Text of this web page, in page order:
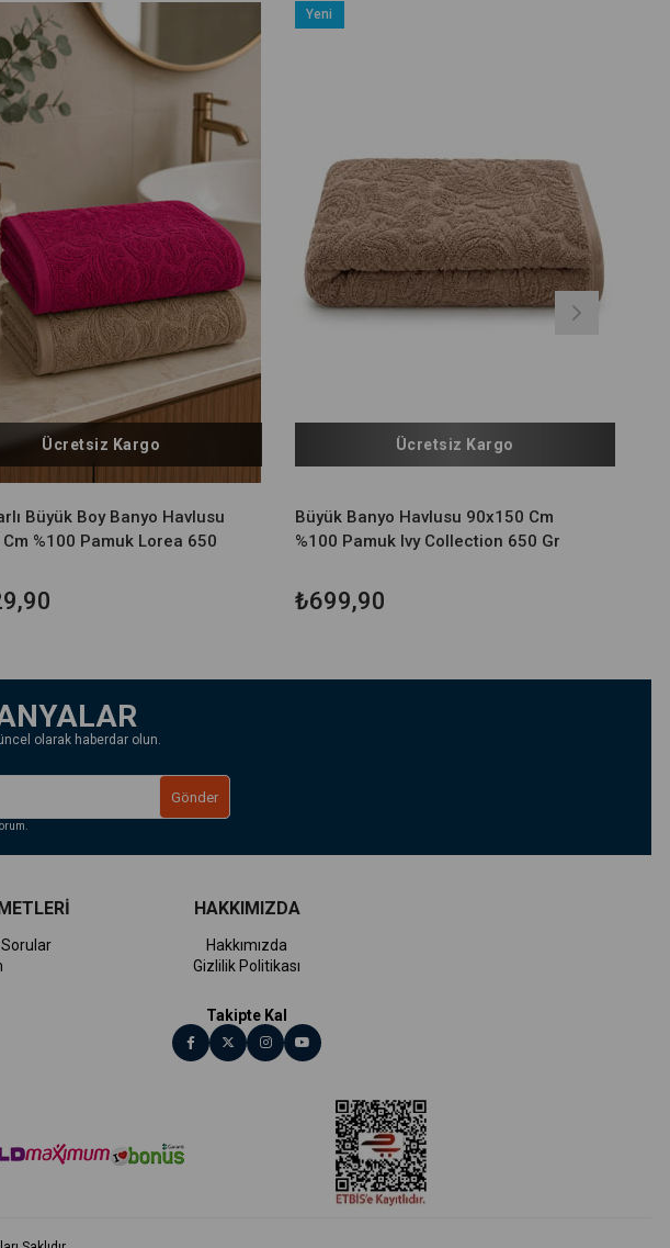
Büyük Boy Banyo Havlusu
%100 Pamuk Lorea 650
Ücretsiz Kargo
Büyük Banyo Havlusu 90x150 Cm
%100 Pamuk Ivy Collection 650 Gr
₺699,90
Ücretsiz Kargo
Yeni
olarak haberdar olun.
Gönder
Sorular
HAKKIMIZDA
Hakkımızda
Gizlilik Politikası
Takipte Kal